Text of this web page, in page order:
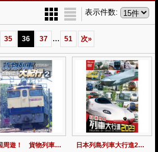
表示件数:
35 36 37 ... 51 次»
全国周遊！ 貨物列車大紀行2【DVD】
日本列島列車大行進2023【DVD】